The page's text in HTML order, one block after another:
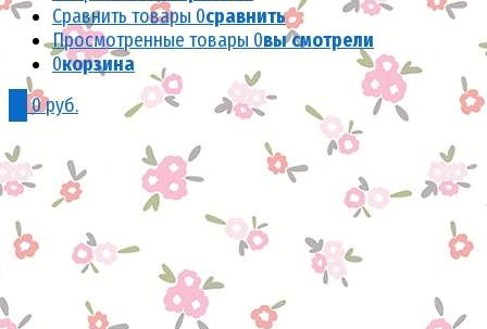
Сравнить товары 0сравнить
Просмотренные товары 0вы смотрели
0корзина
0 руб.